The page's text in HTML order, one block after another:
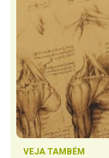
VEJA TAMBÉM